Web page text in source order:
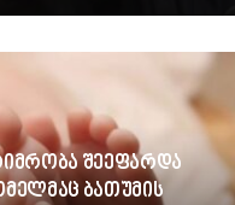
შეეფარდა
ბათუმის